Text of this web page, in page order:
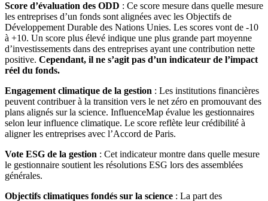
Score d’évaluation des ODD : Ce score mesure dans quelle mesure
les entreprises d’un fonds sont alignées avec les Objectifs de
Développement Durable des Nations Unies. Les scores vont de -10
à +10. Un score plus élevé indique une plus grande part moyenne
d’investissements dans des entreprises ayant une contribution nette
positive. Cependant, il ne s’agit pas d’un indicateur de l’impact
réel du fonds.
Engagement climatique de la gestion : Les institutions financières
peuvent contribuer à la transition vers le net zéro en promouvant des
plans alignés sur la science. InfluenceMap évalue les gestionnaires
selon leur influence climatique. Le score reflète leur crédibilité à
aligner les entreprises avec l’Accord de Paris.
Vote ESG de la gestion : Cet indicateur montre dans quelle mesure
le gestionnaire soutient les résolutions ESG lors des assemblées
générales.
Objectifs climatiques fondés sur la science : La part des